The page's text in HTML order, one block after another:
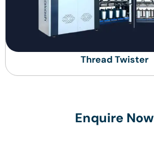
Thread Twister
Enquire Now